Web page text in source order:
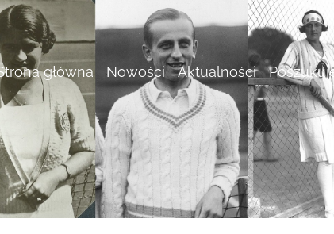
główna Nowości Aktualności